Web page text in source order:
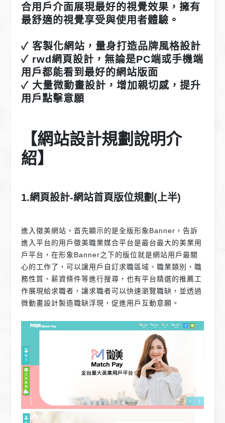
合用戶介面展現最好的視覺效果，擁有
最舒適的視覺享受與使用者體驗。
✓ 客製化網站，量身打造品牌風格設計
✓ rwd網頁設計，無論是PC端或手機端
用戶都能看到最好的網站版面
✓ 大量微動畫設計，增加親切感，提升
用戶點擊意願
【網站設計規劃說明介
紹】
1.網頁設計-網站首頁版位規劃(上半)
進入徵美網站，首先顯示的是全版形象Banner，告訴
進入平台的用戶徵美職業媒合平台是最台最大的美業用
戶平台，在形象Banner之下的版位就是網站用戶最關
心的工作了，可以讓用戶自訂求職區域、職業類別、職
務性質、薪資條件等進行搜尋，也有平台精選的推薦工
作展現給求職者，讓求職者可以快速瀏覽職缺，並透過
微動畫設計製造職缺浮現，促進用戶互動意願。